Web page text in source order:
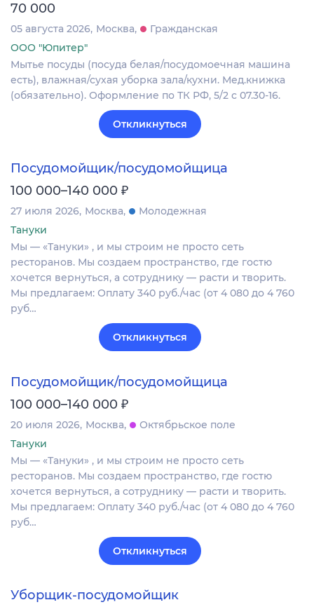
70 000
05 августа 2026 Москва
Гражданская
ООО "Юпитер"
Мытье посуды (посуда белая/посудомоечная машина
есть), влажная/сухая уборка зала/кухни. Мед.книжка
(обязательно). Оформление по ТК РФ, 5/2 с 07.30-16.
Откликнуться
Посудомойщик/посудомойщица
100 000–140 000 ₽
27 июля 2026 Москва
Молодежная
Тануки
Мы — «Тануки» , и мы строим не просто сеть
ресторанов. Мы создаем пространство, где гостю
хочется вернуться, а сотруднику — расти и творить.
Мы предлагаем: Оплату 340 руб./час (от 4 080 до 4 760
руб…
Откликнуться
Посудомойщик/посудомойщица
100 000–140 000 ₽
20 июля 2026 Москва
Октябрьское поле
Тануки
Мы — «Тануки» , и мы строим не просто сеть
ресторанов. Мы создаем пространство, где гостю
хочется вернуться, а сотруднику — расти и творить.
Мы предлагаем: Оплату 340 руб./час (от 4 080 до 4 760
руб…
Откликнуться
Уборщик-посудомойщик